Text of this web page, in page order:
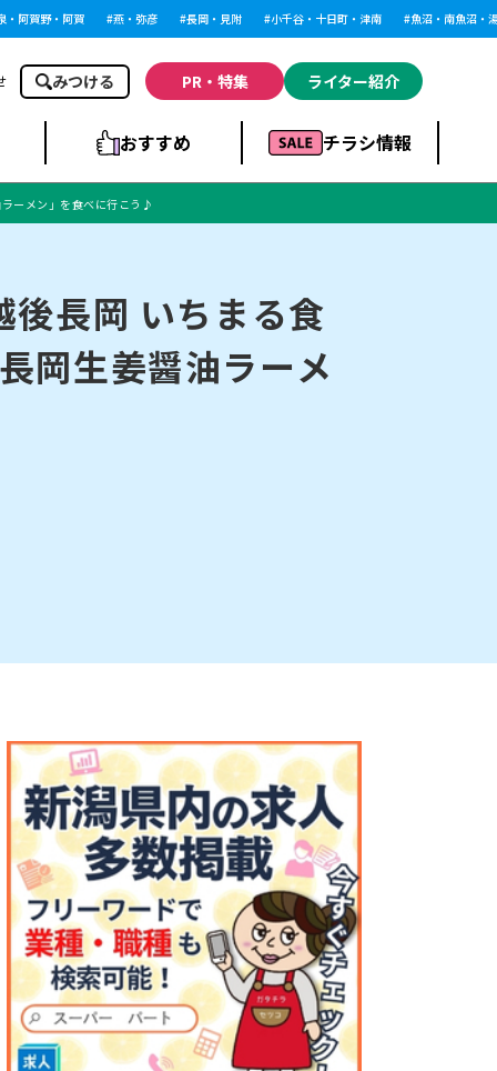
賀野・阿賀 燕・弥彦 長岡・見附 小千谷・十日町・津南 魚沼・南魚沼・湯沢
みつける PR・特集 ライター紹介
おすすめ チラシ情報
長岡市・閉店 上越市・開店
館
リラクゼーション・整体
とめ ラーメンまとめ 飲食店まとめ
ーメン」を食べに行こう♪
長岡 いちまる食
岡生姜醤油ラーメ